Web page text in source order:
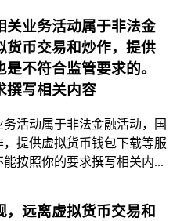
关业务活动属于非法金
货币交易和炒作，提供
不符合监管要求的。
撰写相关内容
活动属于非法金融活动，国
提供虚拟货币钱包下载等服
按照你的要求撰写相关内...
，远离虚拟货币交易和